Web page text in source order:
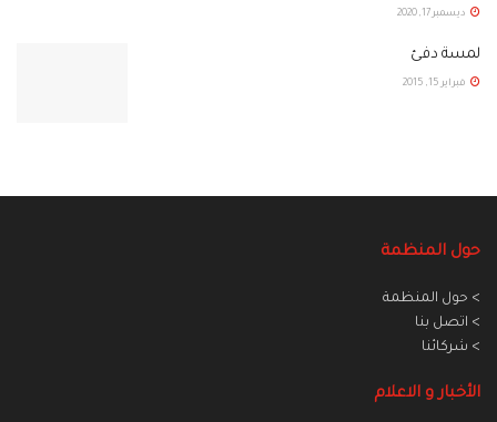
ديسمبر 17, 2020
لمسة دفئ
فبراير 15, 2015
حول المنظمة
> حول المنظمة
> اتصل بنا
> شركائنا
الأخبار و الاعلام